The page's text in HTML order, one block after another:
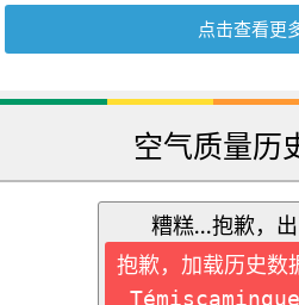
点击查看更
空气质量历
糟糕...抱歉，
抱歉，加载历史数